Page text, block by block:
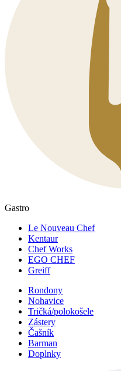
Gastro
Le Nouveau Chef
Kentaur
Chef Works
EGO CHEF
Greiff
Rondony
Nohavice
Tričká/polokošele
Zástery
Čašník
Barman
Doplnky